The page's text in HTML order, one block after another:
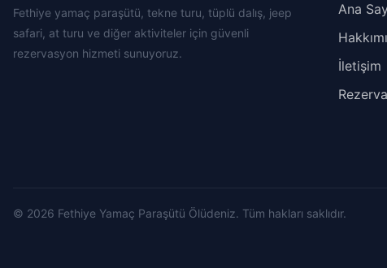
Fethiye yamaç paraşütü, tekne turu, tüplü dalış, jeep
safari, at turu ve diğer aktiviteler için güvenli
rezervasyon hizmeti sunuyoruz.
Ana
İletişim
© 2026 Fethiye Yamaç Paraşütü Ölüdeniz. Tüm hakları saklıdır.